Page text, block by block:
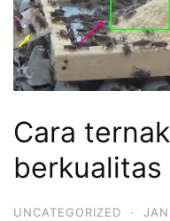
Cara
UNCATEGORIZED ·